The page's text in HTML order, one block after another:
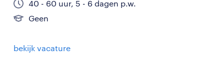
40 - 60 uur, 5 - 6 dagen p.w.
Geen
bekijk vacature